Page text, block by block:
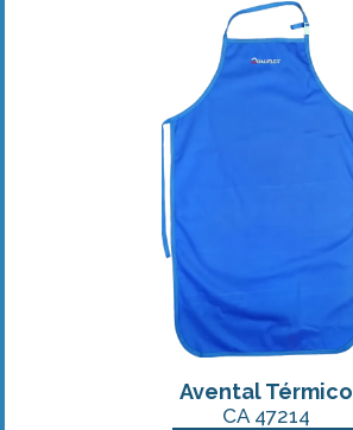
Avental Térmico
CA 47214